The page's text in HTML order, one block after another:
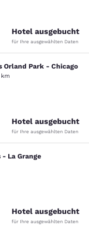
8 Bewertungen
Hotel ausgebucht
für Ihre ausgewählten Daten
Park -
Orland Park - Chicago
km
1697 Bewertungen
Hotel ausgebucht
für Ihre ausgewählten Daten
Grange
- La Grange
Gut. 683 Bewertungen
Hotel ausgebucht
für Ihre ausgewählten Daten